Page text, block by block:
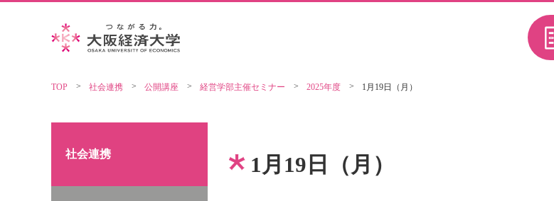
TOP 社会連携 公開講座 経営学部主催セミナー 2025年度 1月19日（月）
1月19日（月）
社会連携